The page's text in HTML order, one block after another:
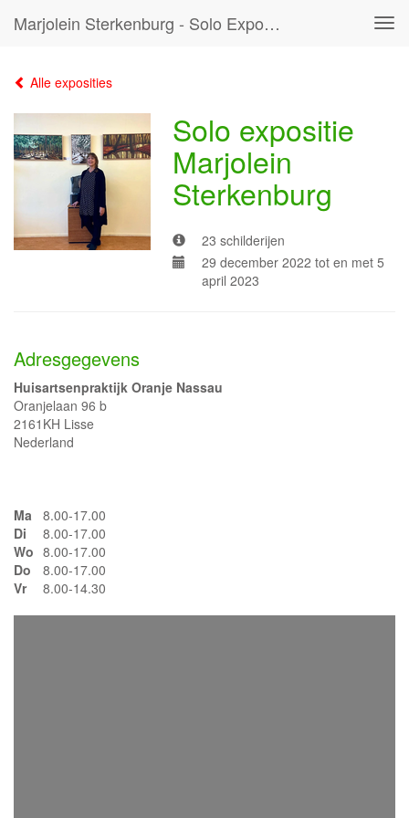
Marjolein Sterkenburg - Solo Expositie Marjolein Sterkenburg
Alle exposities
Solo expositie
Marjolein
Sterkenburg
23 schilderijen
29 december 2022 tot en met 5
april 2023
Adresgegevens
Huisartsenpraktijk Oranje Nassau
Oranjelaan 96 b
2161KH Lisse
Nederland
Ma
8.00-17.00
Di
8.00-17.00
Wo 8.00-17.00
Do
8.00-17.00
Vr
8.00-14.30